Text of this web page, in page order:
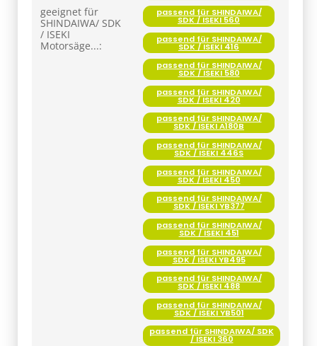
geeignet für
SHINDAIWA/ SDK
/ ISEKI
Motorsäge...:
passend für SHINDAIWA/
SDK / ISEKI 560
passend für SHINDAIWA/
SDK / ISEKI 416
passend für SHINDAIWA/
SDK / ISEKI 580
passend für SHINDAIWA/
SDK / ISEKI 420
passend für SHINDAIWA/
SDK / ISEKI A180B
passend für SHINDAIWA/
SDK / ISEKI 446S
passend für SHINDAIWA/
SDK / ISEKI 450
passend für SHINDAIWA/
SDK / ISEKI YB377
passend für SHINDAIWA/
SDK / ISEKI 451
passend für SHINDAIWA/
SDK / ISEKI YB495
passend für SHINDAIWA/
SDK / ISEKI 488
passend für SHINDAIWA/
SDK / ISEKI YB501
passend für SHINDAIWA/ SDK
/ ISEKI 360